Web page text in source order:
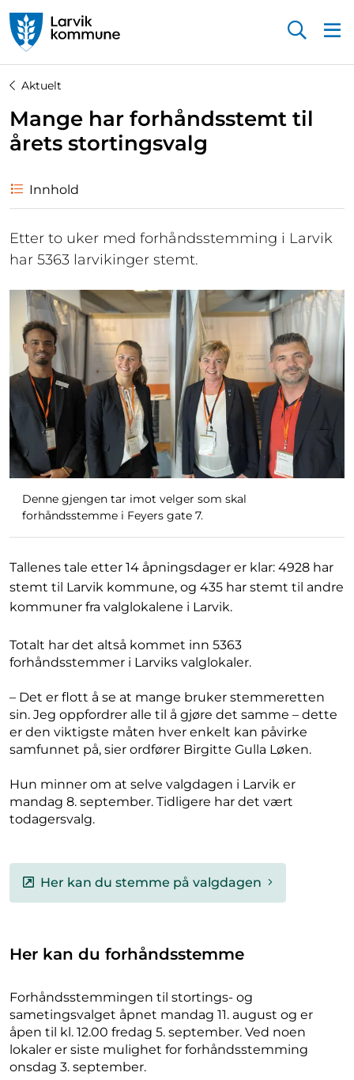
Aktuelt
Mange har forhåndsstemt til
årets stortingsvalg
Innhold
Etter to uker med forhåndsstemming i Larvik
har 5363 larvikinger stemt.
Denne gjengen tar imot velger som skal
forhåndsstemme i Feyers gate 7.
Tallenes tale etter 14 åpningsdager er klar: 4928 har
stemt til Larvik kommune, og 435 har stemt til andre
kommuner fra valglokalene i Larvik.
Totalt har det altså kommet inn 5363
forhåndsstemmer i Larviks valglokaler.
– Det er flott å se at mange bruker stemmeretten
sin. Jeg oppfordrer alle til å gjøre det samme – dette
er den viktigste måten hver enkelt kan påvirke
samfunnet på, sier ordfører Birgitte Gulla Løken.
Hun minner om at selve valgdagen i Larvik er
mandag 8. september. Tidligere har det vært
todagersvalg.
Her kan du stemme på valgdagen
Her kan du forhåndsstemme
Forhåndsstemmingen til stortings- og
sametingsvalget åpnet mandag 11. august og er
åpen til kl. 12.00 fredag 5. september. Ved noen
lokaler er siste mulighet for forhåndsstemming
onsdag 3. september.